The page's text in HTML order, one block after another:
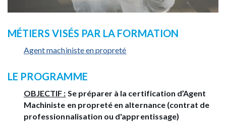
MÉTIERS VISÉS PAR LA FORMATION
Agent machiniste en propreté
LE PROGRAMME
OBJECTIF : Se préparer à la certification d’Agent
Machiniste en propreté en alternance (contrat de
professionnalisation ou d'apprentissage)